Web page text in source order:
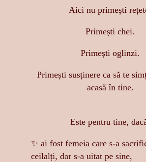
Aici nu primești
Primești chei.
Primești oglinzi.
Primești susținere ca să te
acasă în tine.
Este pentru tine,
✨ ai fost femeia care s-a
ceilalți, dar s-a uitat pe sine,